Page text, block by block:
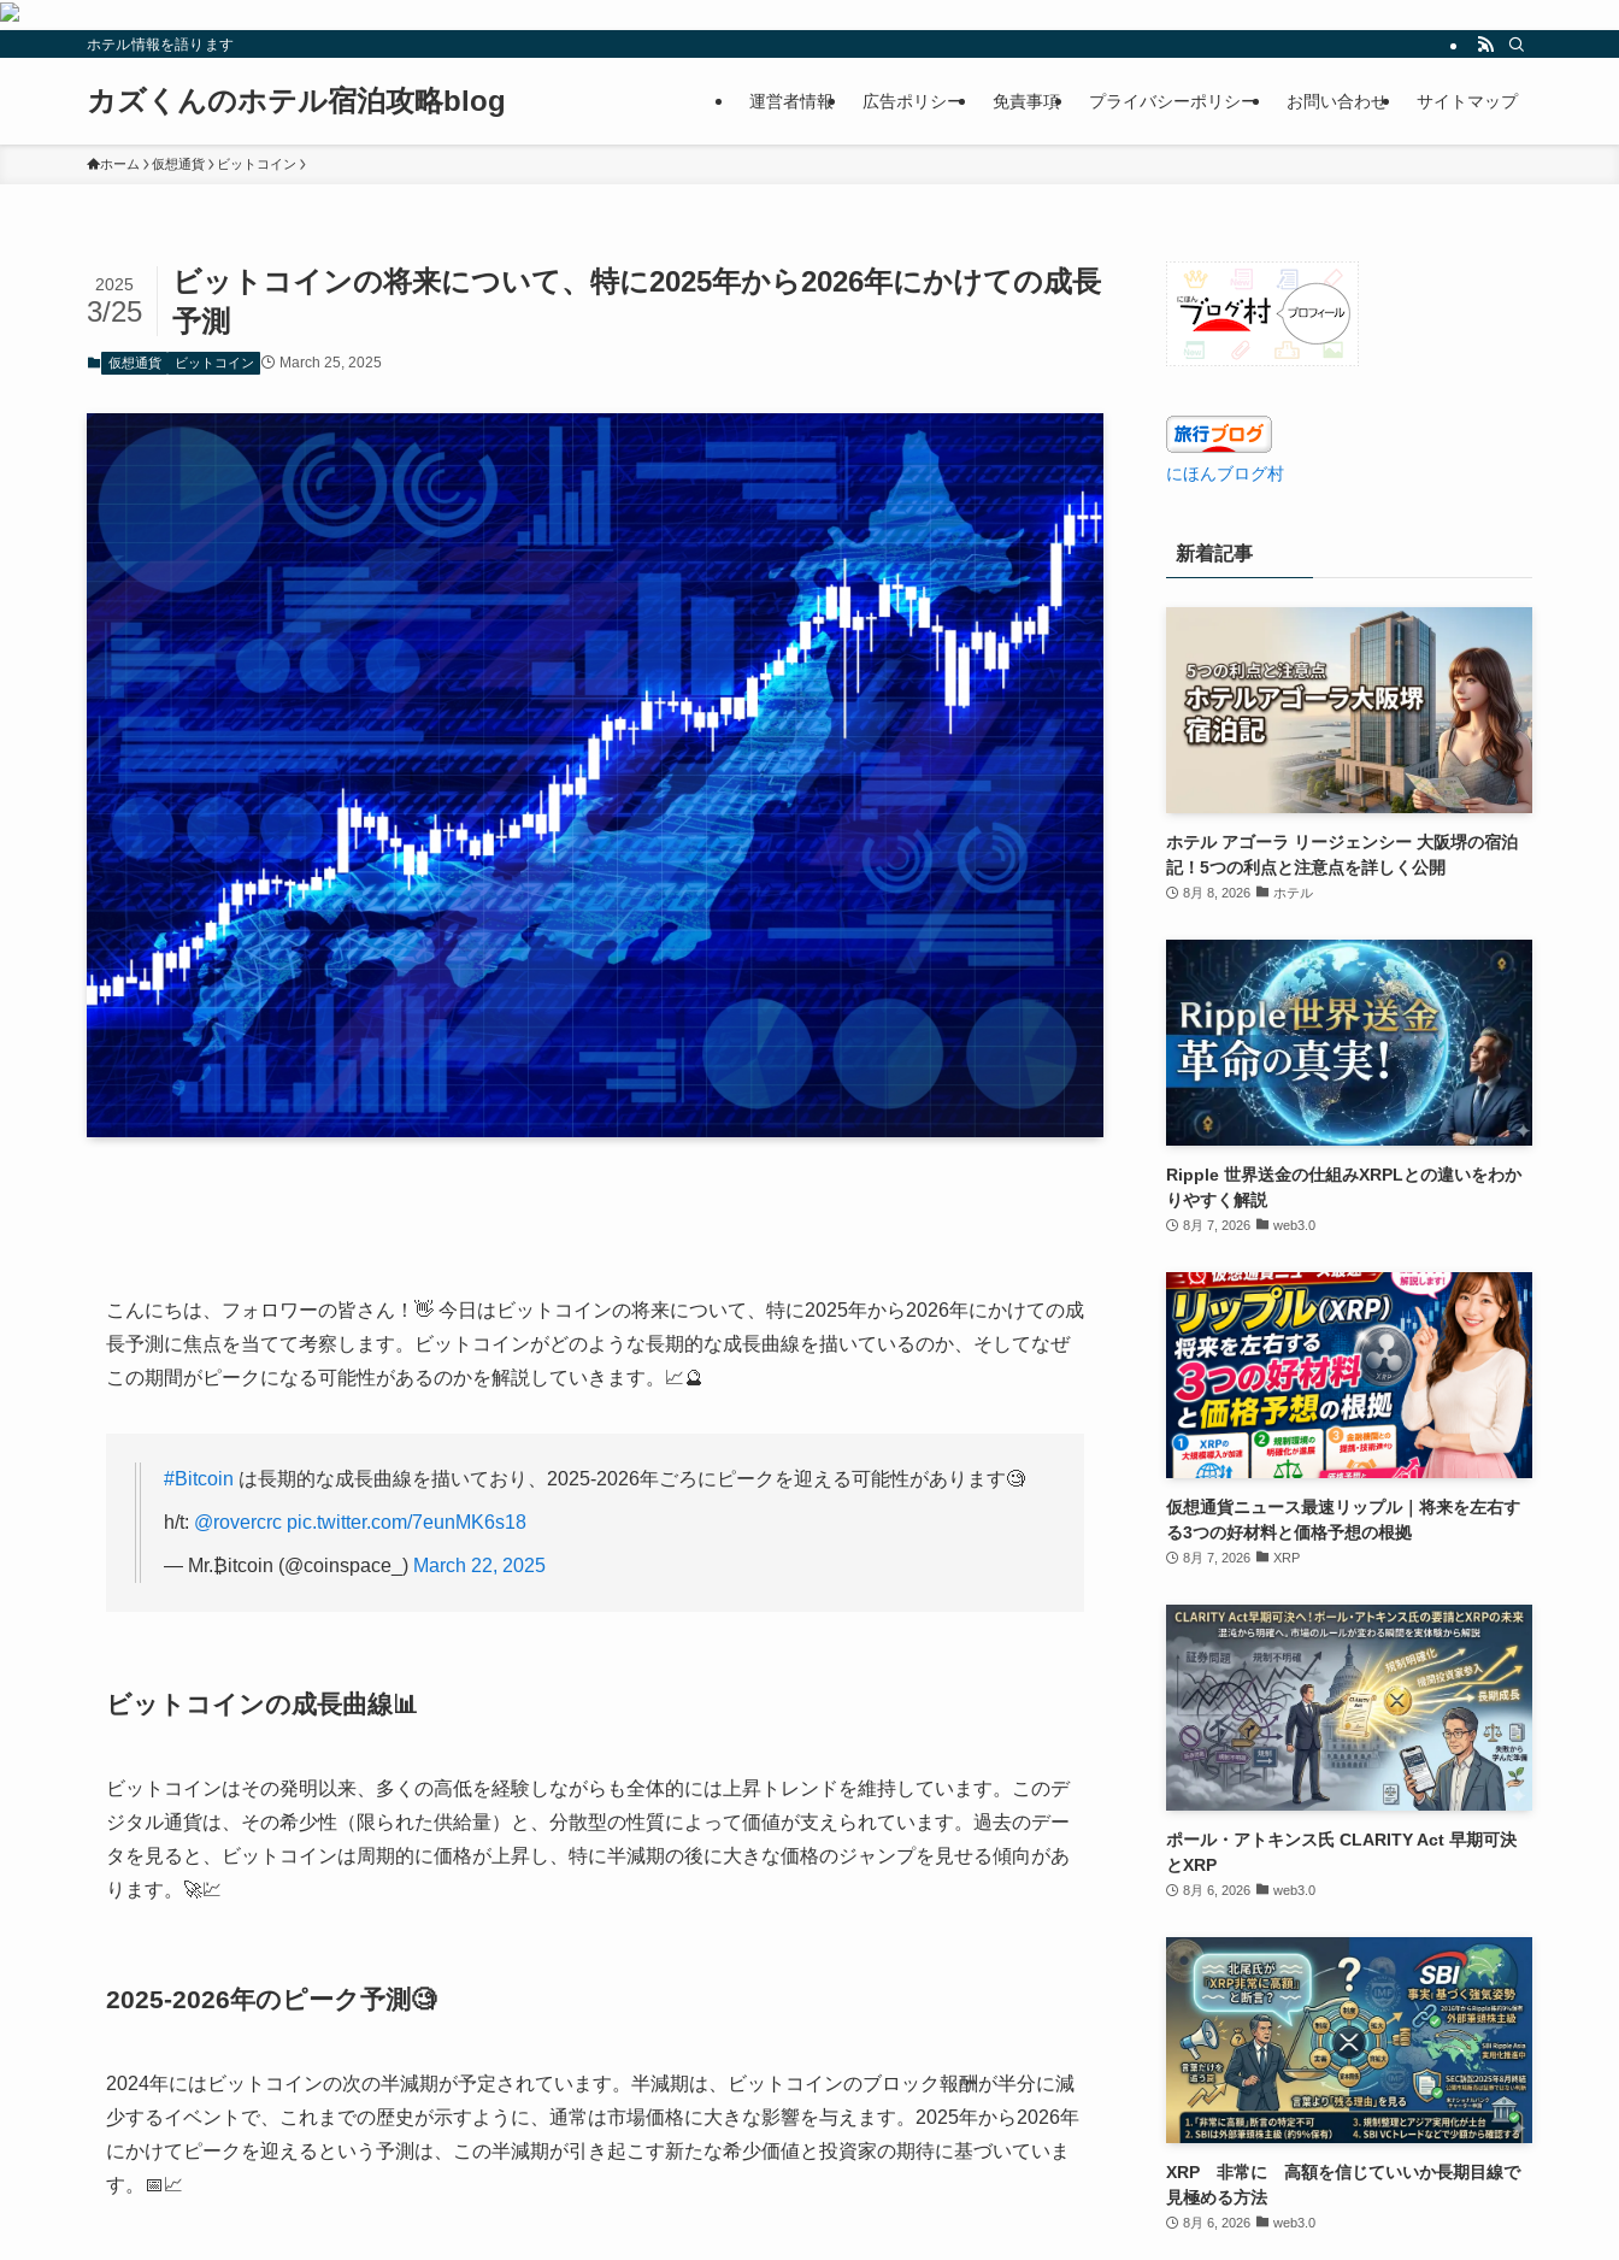
ホテル情報を語ります
カズくんのホテル宿泊攻略blog 運営者情報 広告ポリシー 免責事項 プライバシーポリシー お問い合わせ サイトマップ
ホーム 仮想通貨 ビットコイン
ビットコインの将来について、特に2025年から2026年にかけての成長
予測
2025
3/25
仮想通貨 ビットコイン March 25, 2025
こんにちは、フォロワーの皆さん！👋 今日はビットコインの将来について、特に2025年から2026年にかけての成
長予測に焦点を当てて考察します。ビットコインがどのような長期的な成長曲線を描いているのか、そしてなぜ
この期間がピークになる可能性があるのかを解説していきます。📈🔮
#Bitcoin は長期的な成長曲線を描いており、2025-2026年ごろにピークを迎える可能性があります🧐
h/t: @rovercrc pic.twitter.com/7eunMK6s18
— Mr.₿itcoin (@coinspace_) March 22, 2025
ビットコインの成長曲線📊
ビットコインはその発明以来、多くの高低を経験しながらも全体的には上昇トレンドを維持しています。このデ
ジタル通貨は、その希少性（限られた供給量）と、分散型の性質によって価値が支えられています。過去のデー
タを見ると、ビットコインは周期的に価格が上昇し、特に半減期の後に大きな価格のジャンプを見せる傾向があ
ります。🚀💹
2025-2026年のピーク予測🧐
2024年にはビットコインの次の半減期が予定されています。半減期は、ビットコインのブロック報酬が半分に減
少するイベントで、これまでの歴史が示すように、通常は市場価格に大きな影響を与えます。2025年から2026年
にかけてピークを迎えるという予測は、この半減期が引き起こす新たな希少価値と投資家の期待に基づいていま
す。📅📈
にほんブログ村
新着記事
ホテル アゴーラ リージェンシー 大阪堺の宿泊
記！5つの利点と注意点を詳しく公開
8月 8, 2026 ホテル
Ripple 世界送金の仕組みXRPLとの違いをわか
りやすく解説
8月 7, 2026 web3.0
仮想通貨ニュース最速リップル｜将来を左右す
る3つの好材料と価格予想の根拠
8月 7, 2026 XRP
ポール・アトキンス氏 CLARITY Act 早期可決
とXRP
8月 6, 2026 web3.0
XRP 非常に 高額を信じていいか長期目線で
見極める方法
8月 6, 2026 web3.0